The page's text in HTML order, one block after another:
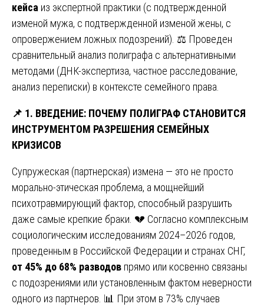
кейса из экспертной практики (с подтвержденной
изменой мужа, с подтвержденной изменой жены, с
опровержением ложных подозрений). ⚖️ Проведен
сравнительный анализ полиграфа с альтернативными
методами (ДНК-экспертиза, частное расследование,
анализ переписки) в контексте семейного права.
📌 1. ВВЕДЕНИЕ: ПОЧЕМУ ПОЛИГРАФ СТАНОВИТСЯ
ИНСТРУМЕНТОМ РАЗРЕШЕНИЯ СЕМЕЙНЫХ
КРИЗИСОВ
Супружеская (партнерская) измена — это не просто
морально-этическая проблема, а мощнейший
психотравмирующий фактор, способный разрушить
даже самые крепкие браки. 💔 Согласно комплексным
социологическим исследованиям 2024–2026 годов,
проведенным в Российской Федерации и странах СНГ,
от 45% до 68% разводов прямо или косвенно связаны
с подозрениями или установленным фактом неверности
одного из партнеров. 📊 При этом в 73% случаев